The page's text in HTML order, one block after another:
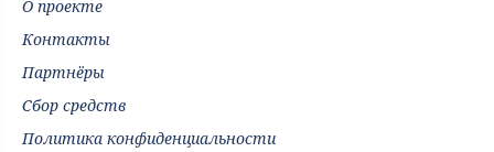
О проекте
Контакты
Партнёры
Сбор средств
Политика конфиденциальности